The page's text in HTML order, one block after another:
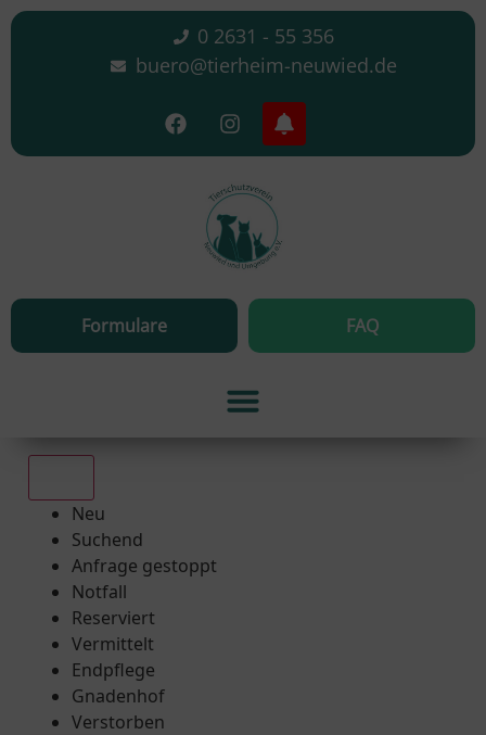
0 2631 - 55 356
buero@tierheim-neuwied.de
Formulare FAQ
Neu
Suchend
Anfrage gestoppt
Notfall
Reserviert
Vermittelt
Endpflege
Gnadenhof
Verstorben